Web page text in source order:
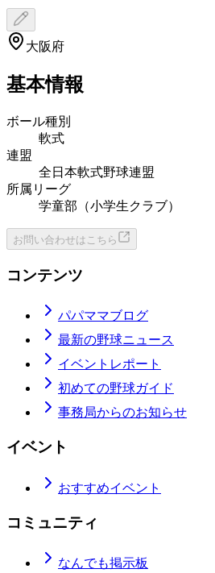
大阪府
基本情報
ボール種別
軟式
連盟
全日本軟式野球連盟
所属リーグ
学童部（小学生クラブ）
お問い合わせはこちら
コンテンツ
パパママブログ
最新の野球ニュース
イベントレポート
初めての野球ガイド
事務局からのお知らせ
イベント
おすすめイベント
コミュニティ
なんでも掲示板